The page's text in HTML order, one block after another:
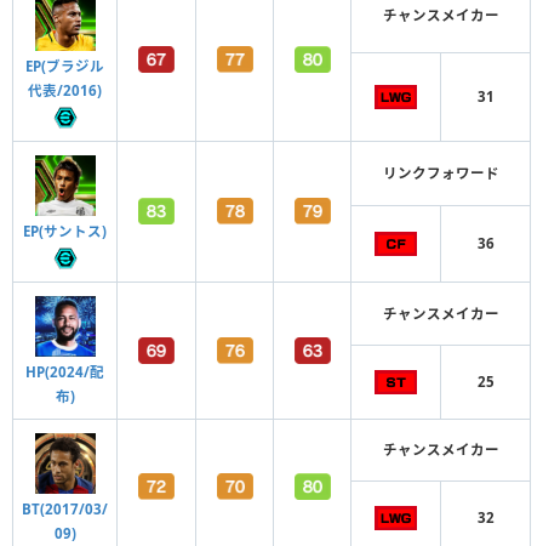
EP(ブラジル
代表/2016)
チャンスメイカー
31
EP(サントス)
リンクフォワード
36
HP(2024/配
布)
チャンスメイカー
25
BT(2017/03/
09)
チャンスメイカー
32